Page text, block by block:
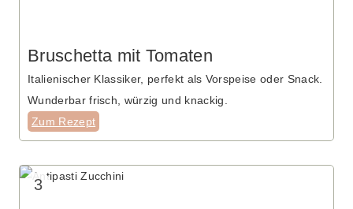
Bruschetta mit Tomaten
Italienischer Klassiker, perfekt als Vorspeise oder Snack.
Wunderbar frisch, würzig und knackig.
Zum Rezept
3